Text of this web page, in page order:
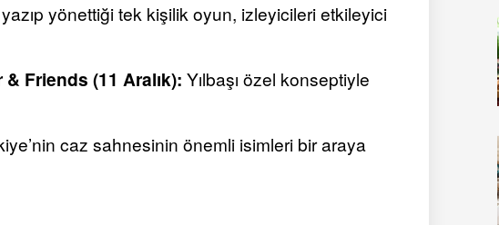
yönettiği tek kişilik oyun, izleyicileri etkileyici
Friends (11 Aralık): Yılbaşı özel konseptiyle
caz sahnesinin önemli isimleri bir araya